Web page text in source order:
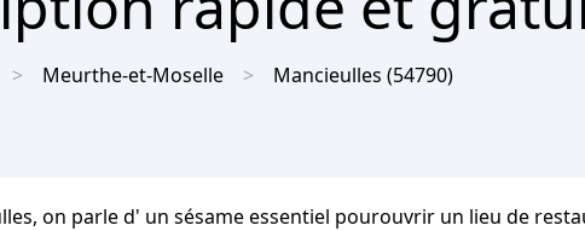
Meurthe-et-Moselle Mancieulles (54790)
on parle d' un sésame essentiel pourouvrir un lieu de